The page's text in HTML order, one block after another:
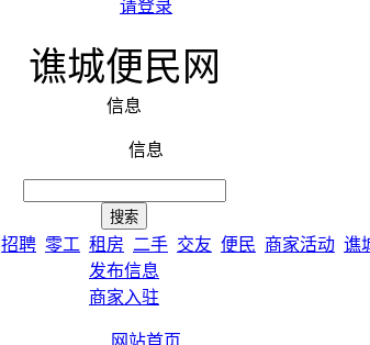
请登录
谯城便民网
信息
信息
招聘 零工 租房 二手 交友 便民 商家活动 谯
发布信息
商家入驻
网站首页